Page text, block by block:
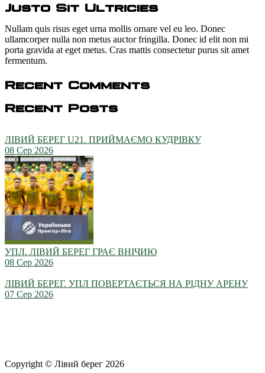
Justo Sit Ultricies
Nullam quis risus eget urna mollis ornare vel eu leo. Donec
ullamcorper nulla non metus auctor fringilla. Donec id elit non mi
porta gravida at eget metus. Cras mattis consectetur purus sit amet
fermentum.
Recent Comments
Recent Posts
ЛІВИЙ БЕРЕГ U21. ПРИЙМАЄМО КУДРІВКУ
08 Сер 2026
УПЛ. ЛІВИЙ БЕРЕГ ГРАЄ ВНІЧИЮ
08 Сер 2026
ЛІВИЙ БЕРЕГ. УПЛ ПОВЕРТАЄТЬСЯ НА РІДНУ АРЕНУ
07 Сер 2026
Copyright © Лівий берег 2026